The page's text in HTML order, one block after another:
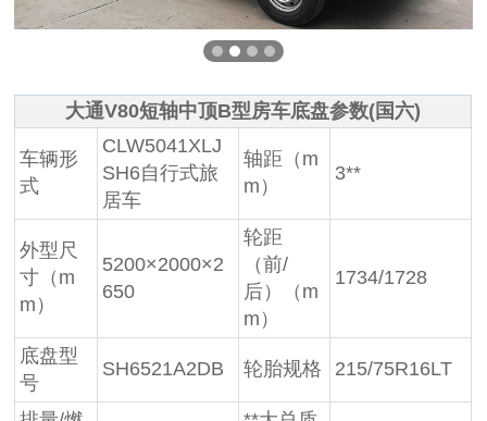
大通V80短轴中顶B型房车底盘参数(国六)
车辆形
式
CLW5041XLJ
SH6自行式旅
居车
轴距（m
m）
3**
外型尺
寸（m
m）
5200×2000×2
650
轮距
（前/
后）（m
m）
1734/1728
底盘型
号
SH6521A2DB 轮胎规格 215/75R16LT